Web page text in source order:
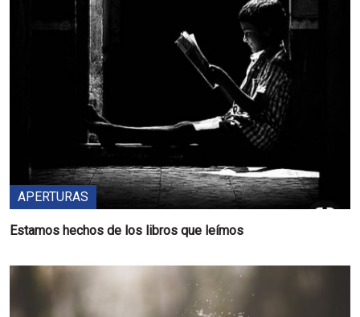
APERTURAS
Estamos hechos de los libros que leímos